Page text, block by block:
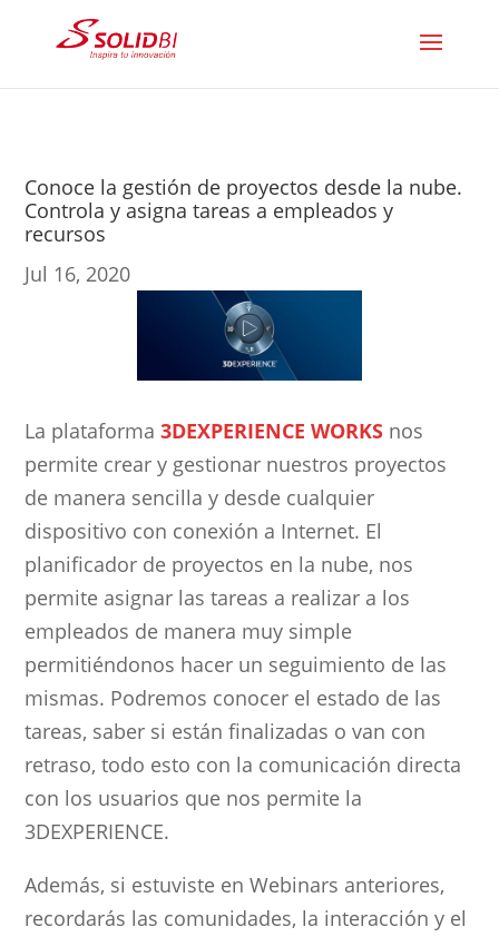
Conoce la gestión de proyectos desde la nube.
Controla y asigna tareas a empleados y
recursos
Jul 16, 2020
La plataforma3DEXPERIENCE WORKS nos
permite crear y gestionar nuestros proyectos
de manera sencilla y desde cualquier
dispositivo con conexión a Internet. El
planificador de proyectos en la nube, nos
permite asignar las tareas a realizar a los
empleados de manera muy simple
permitiéndonos hacer un seguimiento de las
mismas. Podremos conocer el estado de las
tareas, saber si están finalizadas o van con
retraso, todo esto con la comunicación directa
con los usuarios que nos permite la
3DEXPERIENCE.
Además, si estuviste en Webinars anteriores,
recordarás las comunidades, la interacción y el